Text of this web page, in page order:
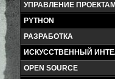
УПРАВЛЕНИЕ
PYTHON
РАЗРАБОТКА
ИСКУССТВЕННЫЙ
OPEN SOURCE